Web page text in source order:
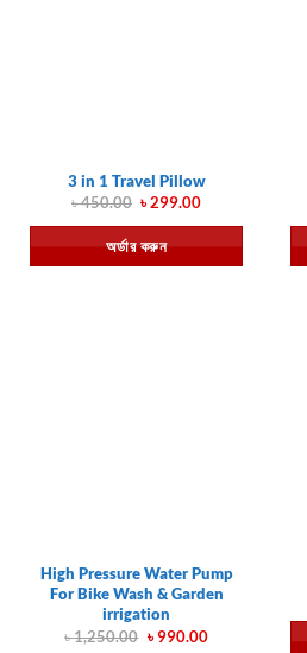
3 in 1 Travel Pillow
৳450.00 Original
was:
৳ 450.00.
৳299.00Current
is:
৳ 299.00.
অর্ডার করুন
High Pressure Water Pump
For Bike Wash & Garden
irrigation
৳1,250.00 Original
৳990.00Current